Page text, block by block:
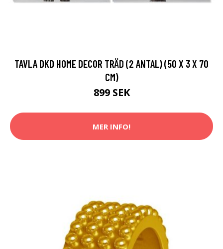
TAVLA DKD HOME DECOR TRÄD (2 ANTAL) (50 X 3 X 70
CM)
899 SEK
MER INFO!